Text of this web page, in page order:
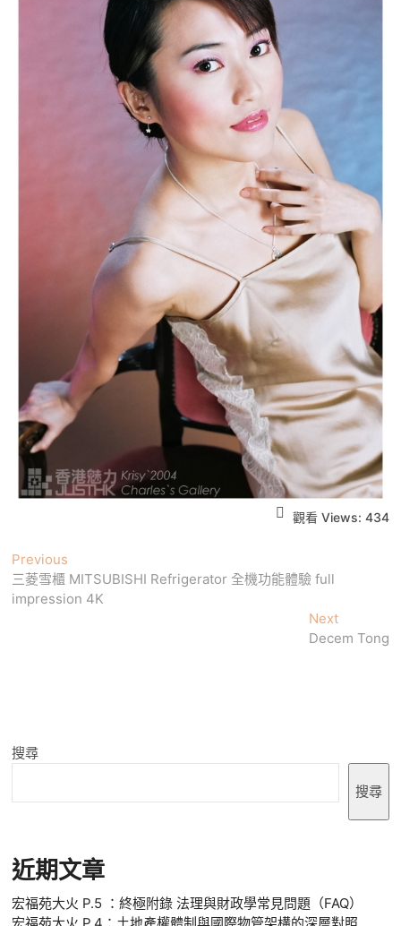
觀看 Views: 434
文
章
Previous
post:
三菱雪櫃 MITSUBISHI Refrigerator 全機功能體驗 full
impression 4K
NextNext
post:
Decem Tong
搜尋
搜尋
近期文章
宏福苑大火 P.5 ：終極附錄 法理與財政學常見問題（FAQ）